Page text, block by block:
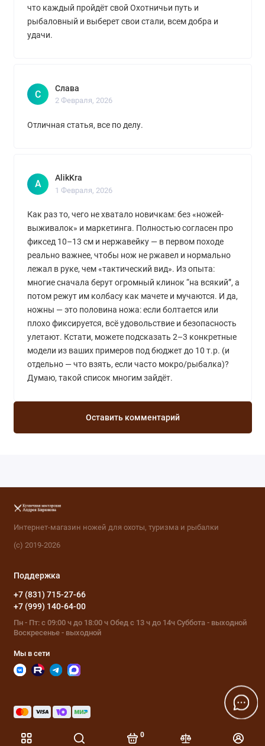
0
что каждый пройдёт свой Охотничьи путь и
рыбаловный и выберет свои стали, всем добра и
удачи.
С
Слава
2 Февраля, 2026
Отличная статья, все по делу.
A
AlikKra
1 Февраля, 2026
Как раз то, чего не хватало новичкам: без «ножей-
выживалок» и маркетинга. Полностью согласен про
фиксед 10–13 см и нержавейку — в первом походе
реально важнее, чтобы нож не ржавел и нормально
лежал в руке, чем «тактический вид». Из опыта:
многие сначала берут огромный клинок “на всякий”, а
потом режут им колбасу как мачете и мучаются. И да,
ножны — это половина ножа: если болтается или
плохо фиксируется, всё удовольствие и безопасность
улетают. Кстати, можете подсказать 2–3 конкретные
модели из ваших примеров под бюджет до 10 т.р. (и
отдельно — что взять, если часто мокро/рыбалка)?
Думаю, такой список многим зайдёт.
Оставить комментарий
Интернет-магазин ножей для охоты, туризма и рыбалки
(с) 2019-2026
Поддержка
+7 (831) 715-27-66
+7 (999) 140-64-00
Пн - Пт: с 09:00 ч до 18:00 ч Обед с 13 ч до 14ч Суббота - выходной
Воскресенье - выходной
Мы в сети